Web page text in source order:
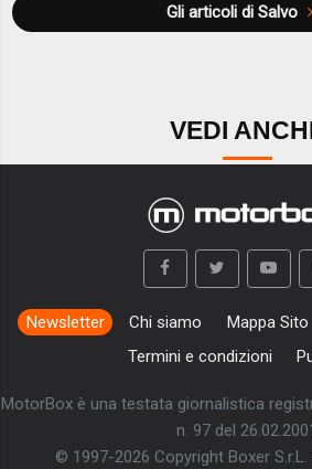
Gli articoli di Salvo
VEDI
Newsletter Chi siamo Mappa Sito
Termini e condizioni
MotorBox è una testata giornalistica
n. 97 del
© 1997-2026 Copyright Boxer S.r.L.